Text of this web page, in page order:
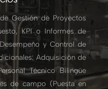
Gestión de Proyectos
KPI o Informes de
y Control de
Adquisición de
Técnico Bilingüe
de campo (Puesta en